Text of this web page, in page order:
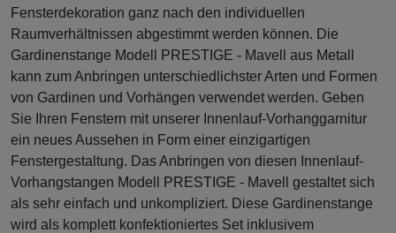
Fensterdekoration ganz nach den individuellen
Raumverhältnissen abgestimmt werden können. Die
Gardinenstange Modell PRESTIGE - Mavell aus Metall
kann zum Anbringen unterschiedlichster Arten und Formen
von Gardinen und Vorhängen verwendet werden. Geben
Sie Ihren Fenstern mit unserer Innenlauf-Vorhanggarnitur
ein neues Aussehen in Form einer einzigartigen
Fenstergestaltung. Das Anbringen von diesen Innenlauf-
Vorhangstangen Modell PRESTIGE - Mavell gestaltet sich
als sehr einfach und unkompliziert. Diese Gardinenstange
wird als komplett konfektioniertes Set inklusivem